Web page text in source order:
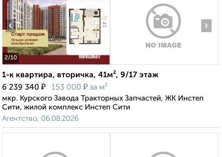
2/10
‹ ›
1-к квартира, вторичка, 41м², 9/17 этаж
6 239 340 ₽ 153 000 ₽ за м²
мкр. Курского Завода Тракторных Запчастей, ЖК Инстеп
Сити, жилой комплекс Инстеп Сити
Агентство, 06.08.2026